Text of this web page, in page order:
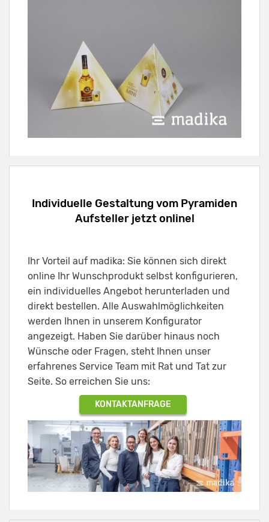
Individuelle Gestaltung vom Pyramiden
Aufsteller jetzt online!
Ihr Vorteil auf madika: Sie können sich direkt
online Ihr Wunschprodukt selbst konfigurieren,
ein individuelles Angebot herunterladen und
direkt bestellen. Alle Auswahlmöglichkeiten
werden Ihnen in unserem Konfigurator
angezeigt. Haben Sie darüber hinaus noch
Wünsche oder Fragen, steht Ihnen unser
erfahrenes Service Team mit Rat und Tat zur
Seite. So erreichen Sie uns:
KONTAKTANFRAGE